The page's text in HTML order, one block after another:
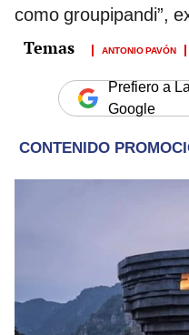
como groupipandi”,
ANTONIO PAVÓN
Prefiero a
Google